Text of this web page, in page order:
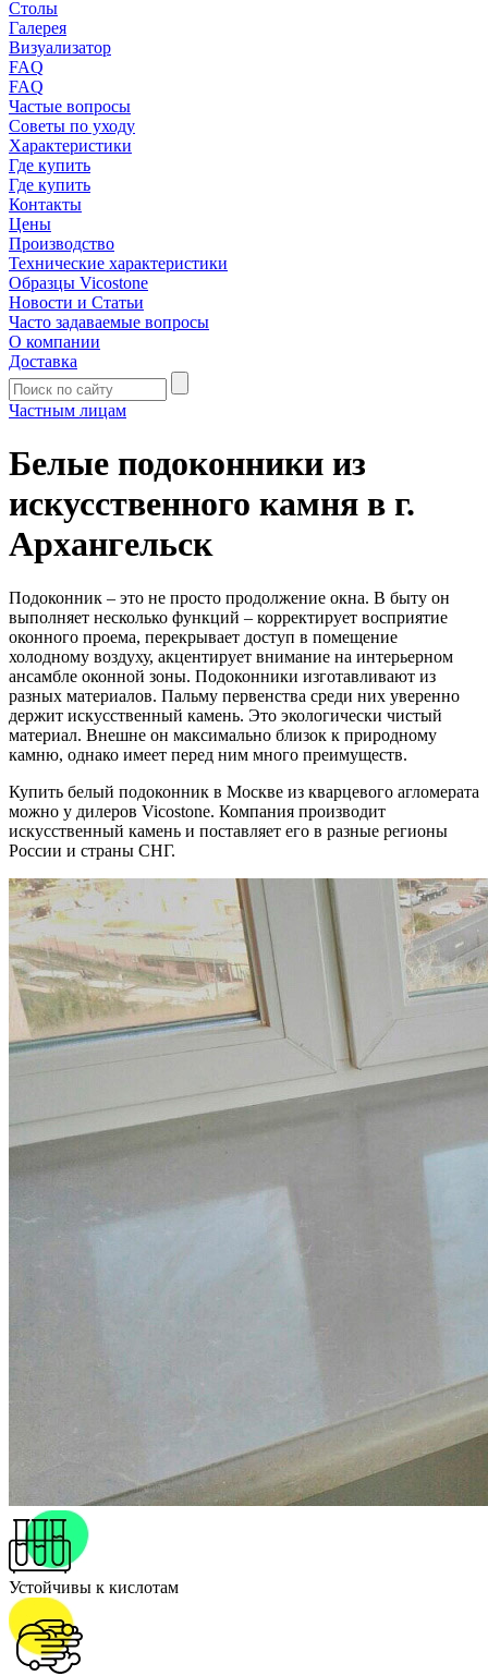
Столы
Галерея
Визуализатор
FAQ
FAQ
Частые вопросы
Советы по уходу
Характеристики
Где купить
Где купить
Контакты
Цены
Производство
Технические характеристики
Образцы Vicostone
Новости и Статьи
Часто задаваемые вопросы
О компании
Доставка
Частным лицам
Белые подоконники из
искусственного камня в г.
Архангельск
Подоконник – это не просто продолжение окна. В быту он
выполняет несколько функций – корректирует восприятие
оконного проема, перекрывает доступ в помещение
холодному воздуху, акцентирует внимание на интерьерном
ансамбле оконной зоны. Подоконники изготавливают из
разных материалов. Пальму первенства среди них уверенно
держит искусственный камень. Это экологически чистый
материал. Внешне он максимально близок к природному
камню, однако имеет перед ним много преимуществ.
Купить белый подоконник в Москве из кварцевого агломерата
можно у дилеров Vicostone. Компания производит
искусственный камень и поставляет его в разные регионы
России и страны СНГ.
Устойчивы к кислотам